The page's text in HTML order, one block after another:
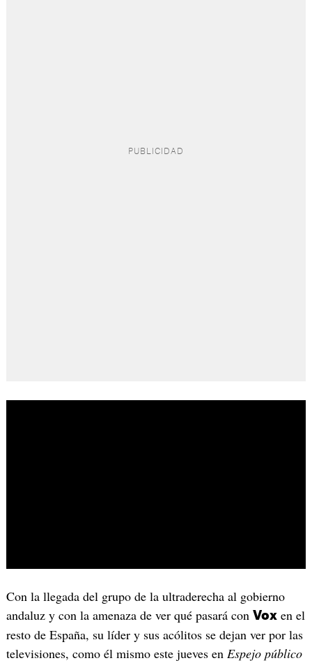
Con la llegada del grupo de la ultraderecha al gobierno
andaluz y con la amenaza de ver qué pasará con Voxen el
resto de España, su líder y sus acólitos se dejan ver por las
televisiones, como él mismo este jueves en Espejo público